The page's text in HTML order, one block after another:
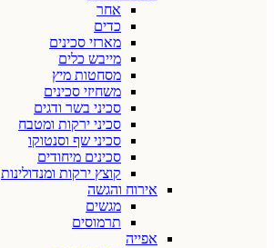
אחר
כדים
מארזי סכינים
מייבש כלים
מסחטות מיץ
משחיזי סכינים
סכיני בשר ודגים
סכיני ירקות ומטבח
סכיני שף וסנטוקו
סכינים מיחודים
קוצץ ירקות ומנדולינות
אירוח והגשה
מגשים
תרמוסים
אפייה